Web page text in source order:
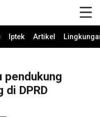
Iptek Artikel
pendukung
di DPRD